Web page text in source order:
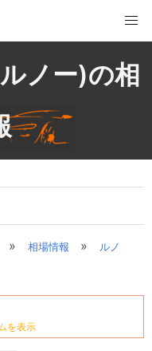
ノー)の相
» 相場情報 »
ルノ
を表示